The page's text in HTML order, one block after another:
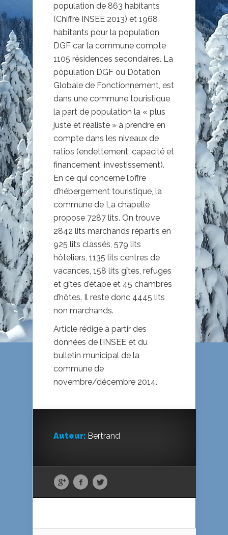
population de 863 habitants
(Chiffre INSEE 2013) et 1968
habitants pour la population
DGF car la commune compte
1105 résidences secondaires. La
population DGF ou Dotation
Globale de Fonctionnement, est
dans une commune touristique
la part de population la « plus
juste et réaliste » à prendre en
compte dans les niveaux de
ratios (endettement, capacité et
financement, investissement).
En ce qui concerne l’offre
d’hébergement touristique, la
commune de La chapelle
propose 7287 lits. On trouve
2842 lits marchands répartis en
925 lits classés, 579 lits
hôteliers, 1135 lits centres de
vacances, 158 lits gîtes, refuges
et gîtes d’étape et 45 chambres
d’hôtes. Il reste donc 4445 lits
non marchands.
Article rédigé à partir des
données de l’INSEE et du
bulletin municipal de la
commune de
novembre/décembre 2014.
Auteur: Bertrand